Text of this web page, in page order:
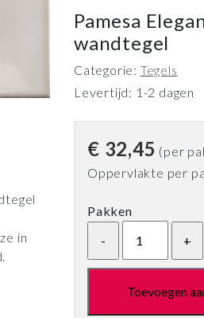
in
Pamesa
wandtegel
Categorie: Tegels
Levertijd: 1-2 dagen
€ 32,45 (per
Oppervlakte per
Pakken
Toevoegen